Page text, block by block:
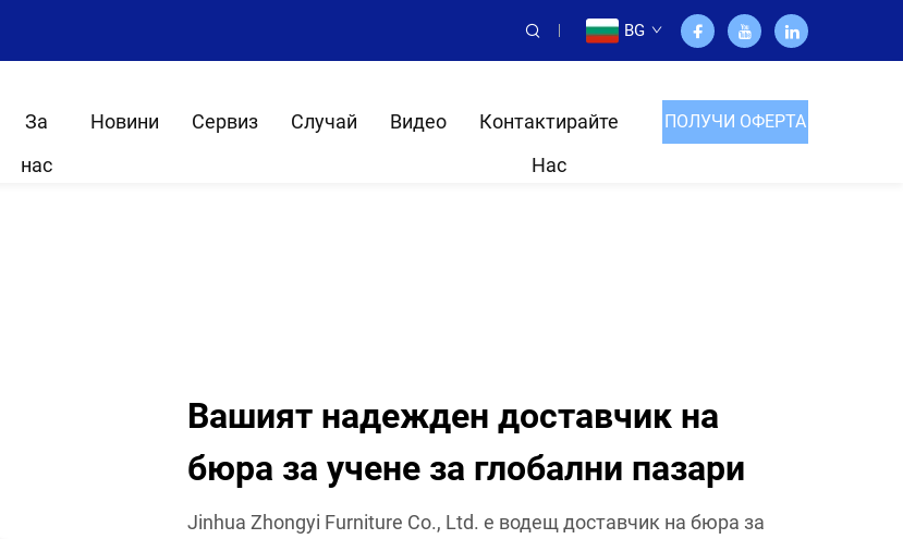
BG
За
нас
Новини Сервиз Случай Видео
Контактирайте
Нас
ПОЛУЧИ ОФЕРТА
Вашият надежден доставчик на
бюра за учене за глобални пазари
Jinhua Zhongyi Furniture Co., Ltd. е водещ доставчик на бюра за